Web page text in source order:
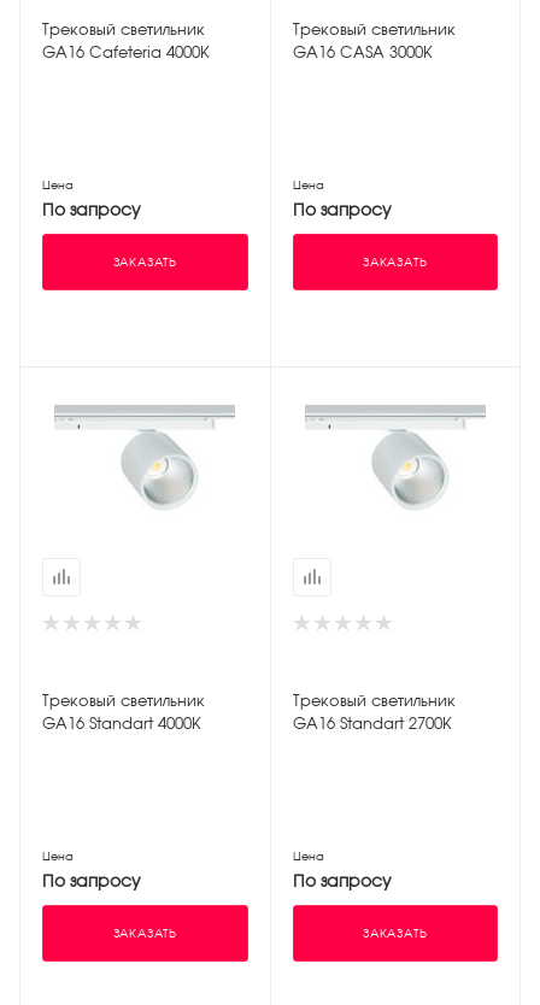
Трековый светильник
GA16 Cafeteria 4000К
Цена
По запросу
ЗАКАЗАТЬ
Трековый светильник
GA16 CASA 3000К
Цена
По запросу
ЗАКАЗАТЬ
Трековый светильник
GA16 Standart 4000К
Цена
По запросу
ЗАКАЗАТЬ
Трековый светильник
GA16 Standart 2700К
Цена
По запросу
ЗАКАЗАТЬ